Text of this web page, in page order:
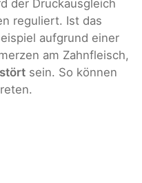
der Druckausgleich
reguliert. Ist das
aufgrund einer
am Zahnfleisch,
sein. So können